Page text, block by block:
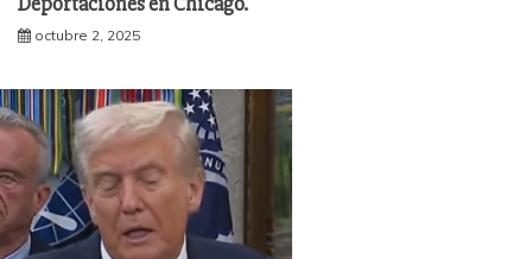
octubre 2, 2025